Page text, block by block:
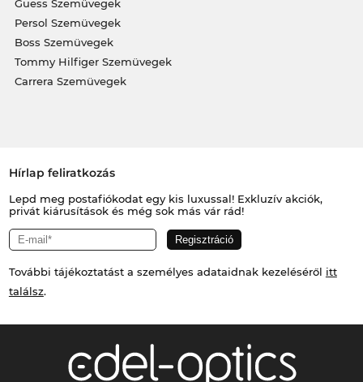
Guess Szemüvegek
Persol Szemüvegek
Boss Szemüvegek
Tommy Hilfiger Szemüvegek
Carrera Szemüvegek
Hírlap feliratkozás
Lepd meg postafiókodat egy kis luxussal! Exkluzív akciók,
privát kiárusítások és még sok más vár rád!
További tájékoztatást a személyes adataidnak kezeléséről itt
találsz.